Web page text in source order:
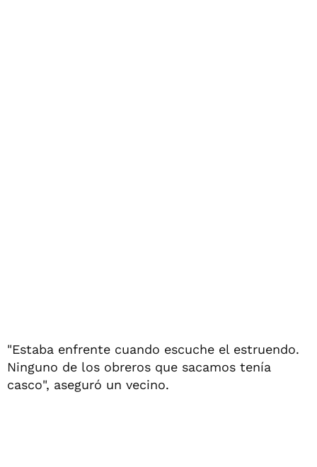
"Estaba enfrente cuando escuche el estruendo.
Ninguno de los obreros que sacamos tenía
casco", aseguró un vecino.